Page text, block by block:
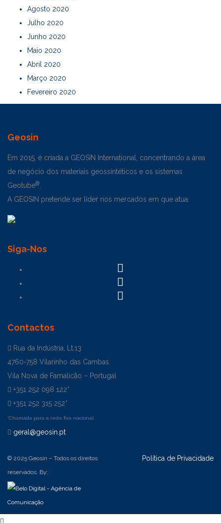
Agosto 2020
Julho 2020
Junho 2020
Maio 2020
Abril 2020
Março 2020
Fevereiro 2020
Geosin
Em 2015, é criada a GEOSIN International, concentrando a área
de negócio dos materiais geossintéticos e os sistemas
Geotube®.
A GEOSIN pretende ser líder nos mercados em que atua.
Siga-Nos
Contactos
Rua da Indústria, Lt.13
4760-758 Vilarinho das Cambas
Vila Nova de Famalicão – Portugal
+351 252 098 122*
+351 252 315 252*
*Chamada para a rede fixa nacional
geral@geosin.pt
© 2025 Geosin – Todos os direitos
reservados. By:
Política de Privacidade